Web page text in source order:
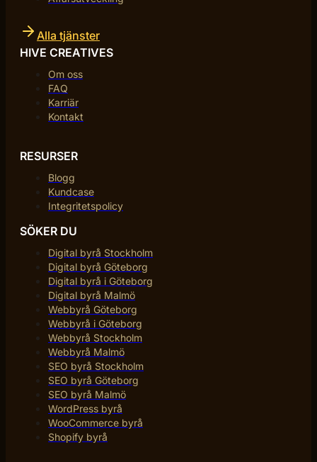
Alla tjänster
HIVE CREATIVES
Om oss
FAQ
Karriär
Kontakt
RESURSER
Blogg
Kundcase
Integritetspolicy
SÖKER DU
Digital byrå Stockholm
Digital byrå Göteborg
Digital byrå i Göteborg
Digital byrå Malmö
Webbyrå Göteborg
Webbyrå i Göteborg
Webbyrå Stockholm
Webbyrå Malmö
SEO byrå Stockholm
SEO byrå Göteborg
SEO byrå Malmö
WordPress byrå
WooCommerce byrå
Shopify byrå